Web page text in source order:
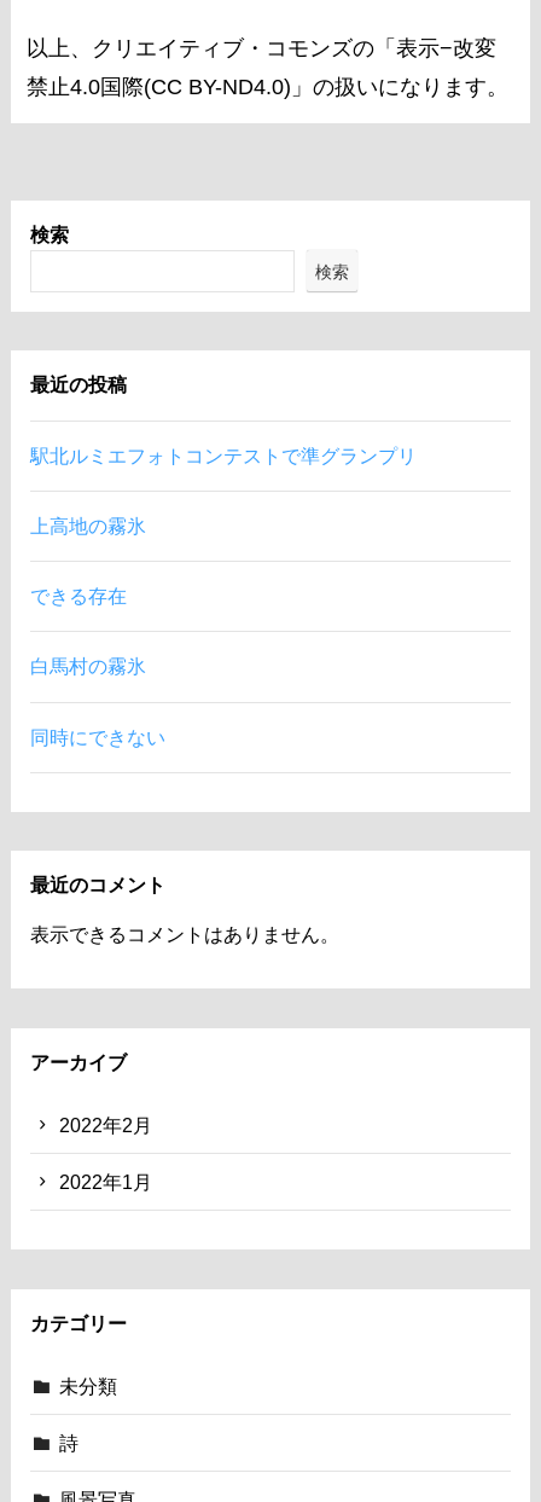
以上、クリエイティブ・コモンズの「表示−改変
禁止4.0国際(CC BY-ND4.0)」の扱いになります。
検索
検索
最近の投稿
駅北ルミエフォトコンテストで準グランプリ
上高地の霧氷
できる存在
白馬村の霧氷
同時にできない
最近のコメント
表示できるコメントはありません。
アーカイブ
2022年2月
2022年1月
カテゴリー
未分類
詩